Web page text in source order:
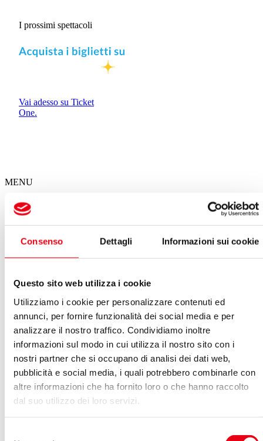
Consenso Dettagli Informazioni sui cookie
Questo sito web utilizza i cookie
Utilizziamo i cookie per personalizzare contenuti ed
annunci, per fornire funzionalità dei social media e per
analizzare il nostro traffico. Condividiamo inoltre
informazioni sul modo in cui utilizza il nostro sito con i
nostri partner che si occupano di analisi dei dati web,
pubblicità e social media, i quali potrebbero combinarle con
altre informazioni che ha fornito loro o che hanno raccolto
dal suo utilizzo dei loro servizi.
I prossimi spettacoli
Vai adesso su Ticket
One.
MENU
Il calendario degli spettacoli del Giglio
Spettacoli in questa settimana
VEDI ARCHIVIO SPETTACOLI
Ottobre 2024
Vedi:
Calendario Lista
LUN MAR MER GIO VEN SAB DOM
30
01 02 03 04 05
06
07
08 09 10 11 12
13
14
15 16 17 18 19